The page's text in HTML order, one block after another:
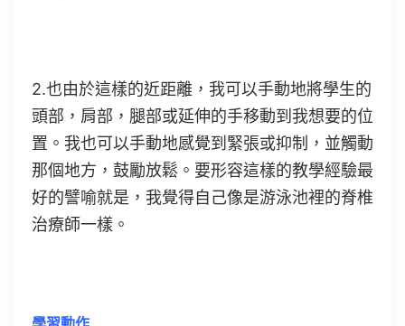
2.也由於這樣的近距離，我可以手動地將學生的
頭部，肩部，腿部或延伸的手移動到我想要的位
置。我也可以手動地感覺到緊張或抑制，並觸動
那個地方，鼓勵放鬆。要形容這樣的教學經驗最
好的譬喻就是，我覺得自己像是游泳池裡的脊椎
治療師一樣。